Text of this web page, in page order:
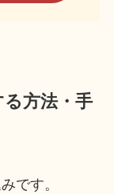
方法・手
です。